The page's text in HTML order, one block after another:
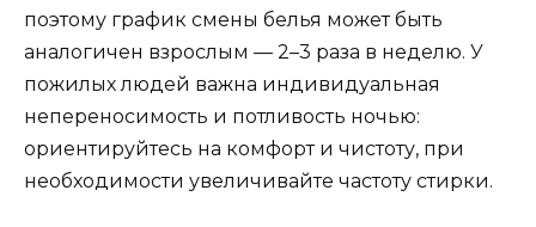
поэтому график смены белья может быть
аналогичен взрослым — 2–3 раза в неделю. У
пожилых людей важна индивидуальная
непереносимость и потливость ночью:
ориентируйтесь на комфорт и чистоту, при
необходимости увеличивайте частоту стирки.